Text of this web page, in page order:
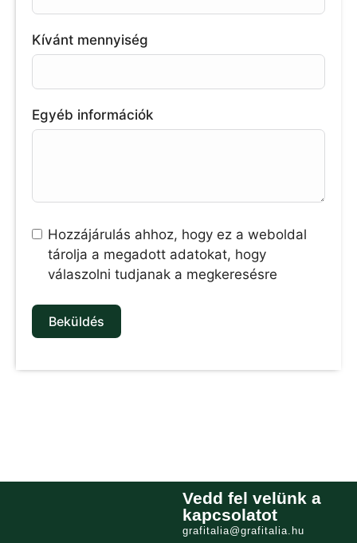
Kívánt mennyiség
Egyéb információk
Hozzájárulás ahhoz, hogy ez a weboldal
tárolja a megadott adatokat, hogy
válaszolni tudjanak a megkeresésre
Beküldés
Vedd fel velünk a
kapcsolatot
grafitalia@grafitalia.hu